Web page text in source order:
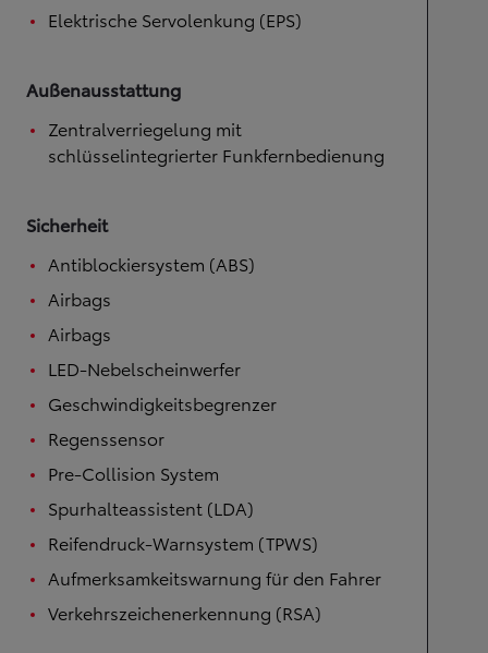
Elektrische Servolenkung (EPS)
Außenausstattung
Zentralverriegelung mit
schlüsselintegrierter Funkfernbedienung
Sicherheit
Antiblockiersystem (ABS)
Airbags
Airbags
LED-Nebelscheinwerfer
Geschwindigkeitsbegrenzer
Regenssensor
Pre-Collision System
Spurhalteassistent (LDA)
Reifendruck-Warnsystem (TPWS)
Aufmerksamkeitswarnung für den Fahrer
Verkehrszeichenerkennung (RSA)